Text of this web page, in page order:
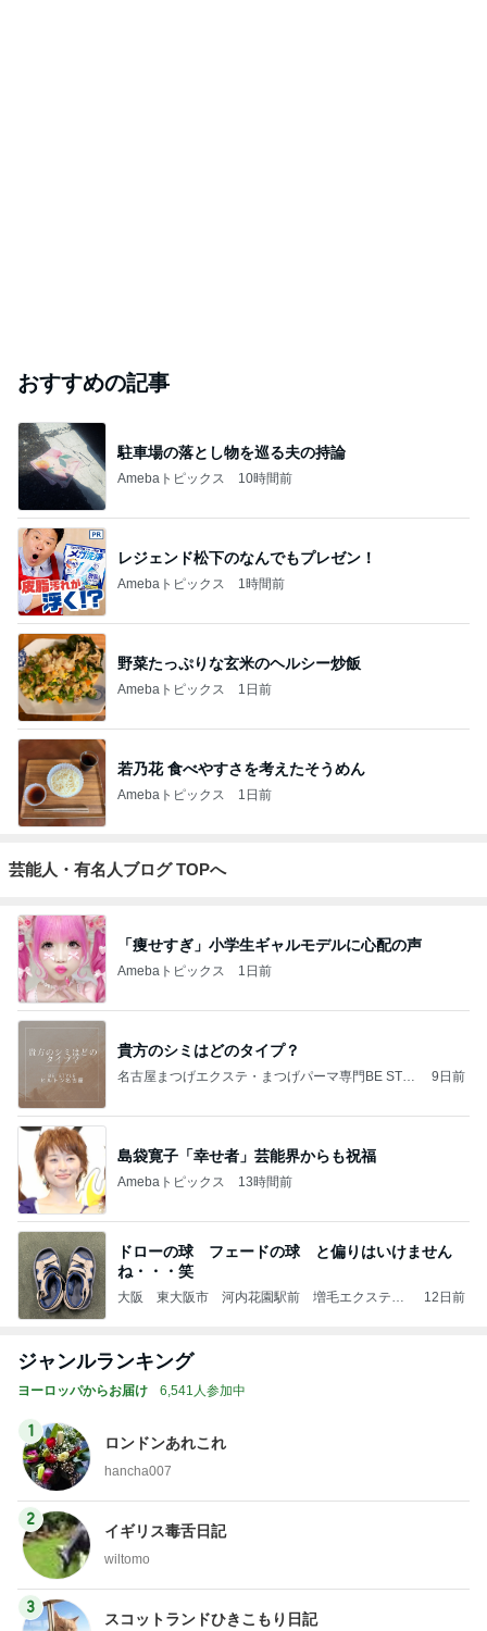
おすすめの記事
駐車場の落とし物を巡る夫の持論
Amebaトピックス 10時間前
レジェンド松下のなんでもプレゼン！
Amebaトピックス 1時間前
野菜たっぷりな玄米のヘルシー炒飯
Amebaトピックス 1日前
若乃花 食べやすさを考えたそうめん
Amebaトピックス 1日前
芸能人・有名人ブログ TOPへ
「痩せすぎ」小学生ギャルモデルに心配の声
Amebaトピックス 1日前
貴方のシミはどのタイプ？
名古屋まつげエクステ・まつげパーマ専門BE STYL
9日前
島袋寛子「幸せ者」芸能界からも祝福
Amebaトピックス 13時間前
ドローの球 フェードの球 と偏りはいけません
ね・・・笑
大阪 東大阪市 河内花園駅前 増毛エクステ
12日前
ジャンルランキング
ヨーロッパからお届け 6,541人参加中
1
ロンドンあれこれ
hancha007
2
イギリス毒舌日記
wiltomo
3
スコットランドひきこもり日記